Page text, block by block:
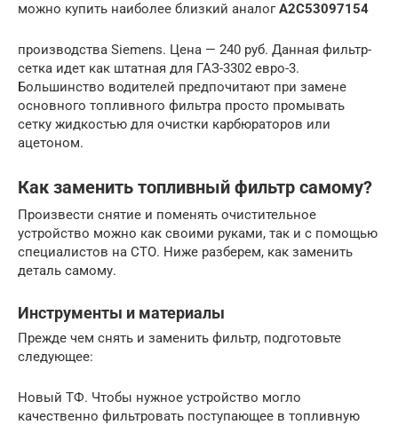
можно купить наиболее близкий аналогA2C53097154
производства Siemens. Цена — 240 руб. Данная фильтр-
сетка идет как штатная для ГАЗ-3302 евро-3.
Большинство водителей предпочитают при замене
основного топливного фильтра просто промывать
сетку жидкостью для очистки карбюраторов или
ацетоном.
Как заменить топливный фильтр самому?
Произвести снятие и поменять очистительное
устройство можно как своими руками, так и с помощью
специалистов на СТО. Ниже разберем, как заменить
деталь самому.
Инструменты и материалы
Прежде чем снять и заменить фильтр, подготовьте
следующее:
Новый ТФ. Чтобы нужное устройство могло
качественно фильтровать поступающее в топливную